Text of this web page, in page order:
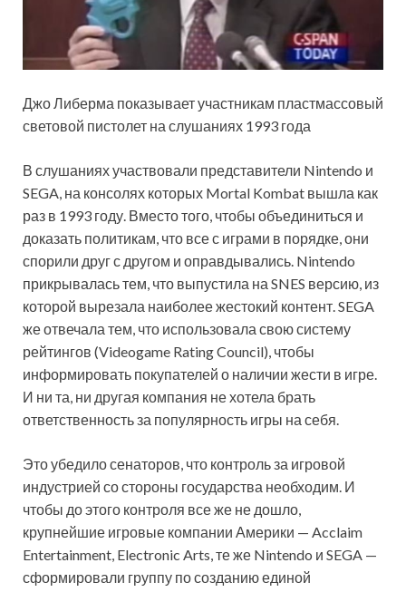
Джо Либерма показывает участникам пластмассовый
световой пистолет на слушаниях 1993 года
В слушаниях участвовали представители Nintendo и
SEGA, на консолях которых Mortal Kombat вышла как
раз в 1993 году. Вместо того, чтобы объединиться и
доказать политикам, что все с играми в порядке, они
спорили друг с другом и оправдывались. Nintendo
прикрывалась тем, что выпустила на SNES версию, из
которой вырезала наиболее жестокий контент. SEGA
же отвечала тем, что использовала свою систему
рейтингов (Videogame Rating Council), чтобы
информировать покупателей о наличии жести в игре.
И ни та, ни другая компания не хотела брать
ответственность за популярность игры на себя.
Это убедило сенаторов, что контроль за игровой
индустрией со стороны государства необходим. И
чтобы до этого контроля все же не дошло,
крупнейшие игровые компании Америки — Acclaim
Entertainment, Electronic Arts, те же Nintendo и SEGA —
сформировали группу по созданию единой